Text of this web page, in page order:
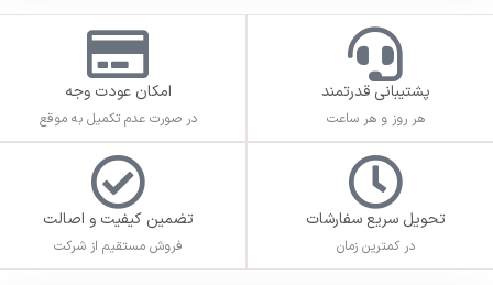
پشتیبانی قدرتمند
هر روز و هر ساعت
امکان عودت وجه
در صورت عدم تکمیل به موقع
تحویل سریع سفارشات
در کمترین زمان
تضمین کیفیت و اصالت
فروش مستقیم از شرکت